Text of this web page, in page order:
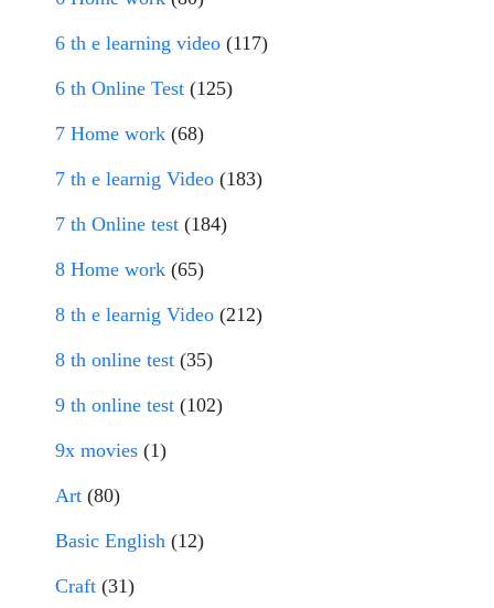
6 th e learning video (117)
6 th Online Test (125)
7 Home work (68)
7 th e learnig Video (183)
7 th Online test (184)
8 Home work (65)
8 th e learnig Video (212)
8 th online test (35)
9 th online test (102)
9x movies (1)
Art (80)
Basic English (12)
Craft (31)